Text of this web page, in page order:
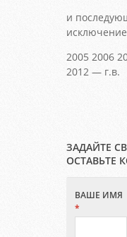
и
2005 2006
2012 — г.в.
ЗАДАЙТЕ
ОСТАВЬТЕ
ВАШЕ ИМЯ
*